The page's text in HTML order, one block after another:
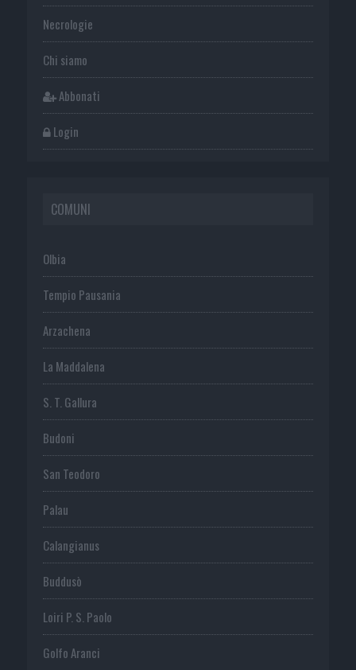
Necrologie
Chi siamo
Abbonati
Login
COMUNI
Olbia
Tempio Pausania
Arzachena
La Maddalena
S. T. Gallura
Budoni
San Teodoro
Palau
Calangianus
Buddusò
Loiri P. S. Paolo
Golfo Aranci